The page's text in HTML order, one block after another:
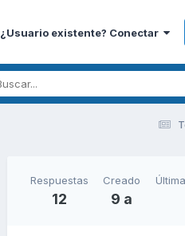
¿Usuario existente? Conectar
Respuestas
12
Creado
9 a